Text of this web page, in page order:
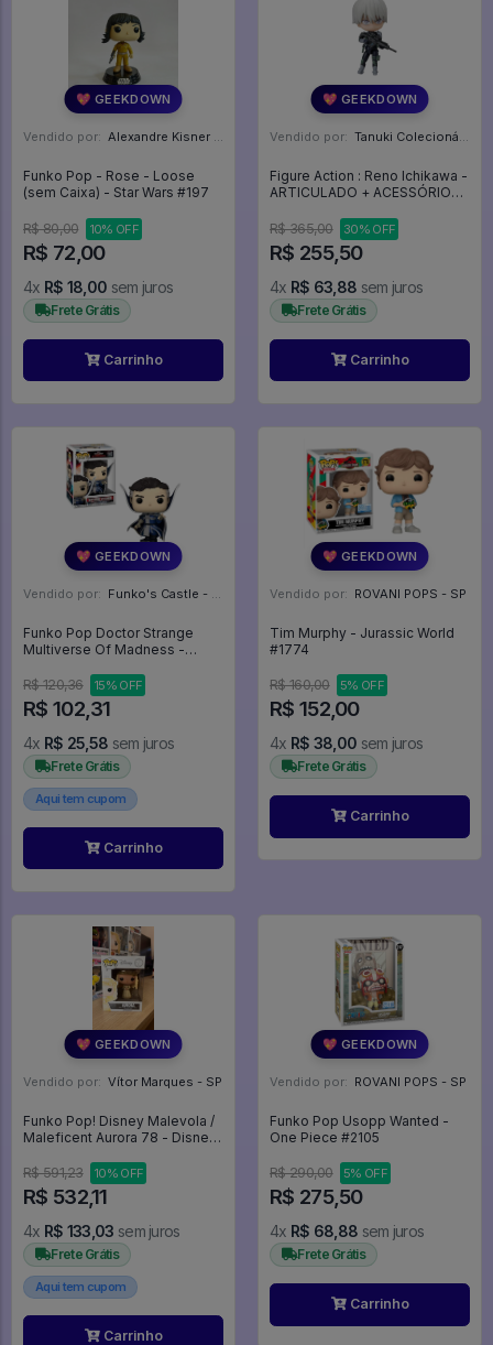
💖 GEEKDOWN
Vendido por: Alexandre Kisner - PR
Funko Pop - Rose - Loose
(sem Caixa) - Star Wars #197
R$ 80,00 10% OFF
R$ 72,00
4x R$ 18,00 sem juros
Frete Grátis
Carrinho
💖 GEEKDOWN
Vendido por: Tanuki Colecionáveis - SP
Figure Action : Reno Ichikawa -
ARTICULADO + ACESSÓRIOS -
R$ 365,00
30% OFF
R$ 255,50
4x R$ 63,88 sem juros
Frete Grátis
Carrinho
💖 GEEKDOWN
Vendido por: Funko's Castle - SP
Funko Pop Doctor Strange
Multiverse Of Madness -
Studios #1005
R$ 120,36 15% OFF
R$ 102,31
4x R$ 25,58 sem juros
Frete Grátis
Aqui tem cupom
Carrinho
💖 GEEKDOWN
Vendido por: ROVANI POPS - SP
Tim Murphy - Jurassic World
#1774
R$ 160,00 5% OFF
R$ 152,00
4x R$ 38,00 sem juros
Frete Grátis
Carrinho
💖 GEEKDOWN
Vendido por: Vítor Marques - SP
Funko Pop! Disney Malevola /
Maleficent Aurora 78 - Disney
R$ 591,23
10% OFF
R$ 532,11
4x R$ 133,03 sem juros
Frete Grátis
Aqui tem cupom
Carrinho
💖 GEEKDOWN
Vendido por: ROVANI POPS - SP
Funko Pop Usopp Wanted -
One Piece #2105
R$ 290,00 5% OFF
R$ 275,50
4x R$ 68,88 sem juros
Frete Grátis
Carrinho